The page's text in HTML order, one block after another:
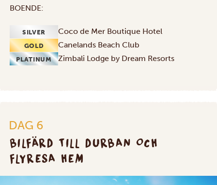
BOENDE:
SILVER Coco de Mer Boutique Hotel
GOLD Canelands Beach Club
PLATINUM Zimbali Lodge by Dream Resorts
DAG 6
BILFÄRD TILL DURBAN OCH
FLYRESA HEM